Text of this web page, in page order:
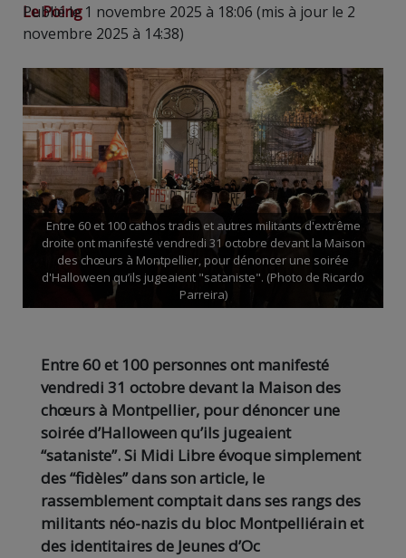
Le Poing
Publié le 1 novembre 2025 à 18:06 (mis à jour le 2
novembre 2025 à 14:38)
Entre 60 et 100 cathos tradis et autres militants d'extrême
droite ont manifesté vendredi 31 octobre devant la Maison
des chœurs à Montpellier, pour dénoncer une soirée
d'Halloween qu’ils jugeaient "sataniste". (Photo de Ricardo
Parreira)
Entre 60 et 100 personnes ont manifesté
vendredi 31 octobre devant la Maison des
chœurs à Montpellier, pour dénoncer une
soirée d’Halloween qu’ils jugeaient
“sataniste”. Si Midi Libre évoque simplement
des “fidèles” dans son article, le
rassemblement comptait dans ses rangs des
militants néo-nazis du bloc Montpelliérainet
des identitaires de Jeunes d’Oc